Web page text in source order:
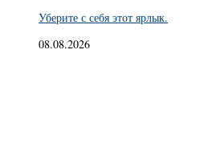
Уберите с себя этот ярлык.
08.08.2026